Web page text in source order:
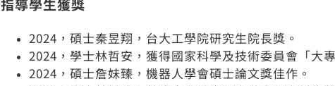
2024，碩士秦昱翔，台大工學院研究生院長獎。
2024，學士林哲安，獲得國家科學及技術委員會「大
2024，碩士詹妹臻，機器人學會碩士論文獎佳作。